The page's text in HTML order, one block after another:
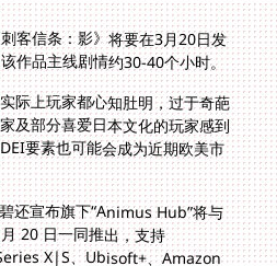
客信条：影》将要在3月20日发
作品主线剧情约30-40个小时。
际上玩家都心知肚明，过于奇葩
家及部分喜爱日本文化的玩家感到
DEI要素也可能会成为近期欧美市
还宣布旗下“Animus Hub”将与
于 3 月 20 日一同推出，支持
Series X|S、Ubisoft+、Amazon